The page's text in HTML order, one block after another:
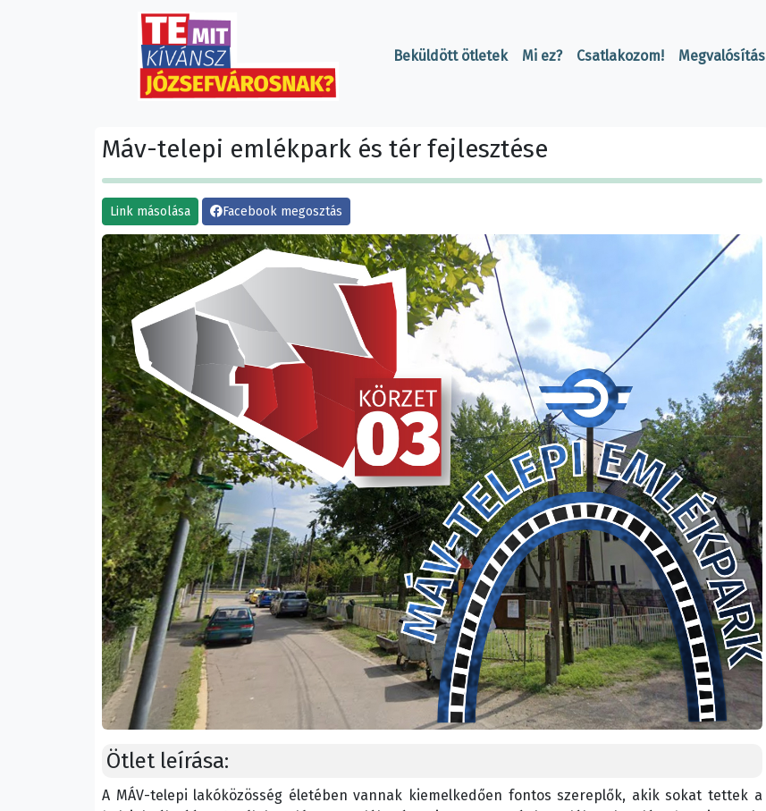
Beküldött ötletek Mi ez? Csatlakozom! Megvalósítás
Máv-telepi emlékpark és tér fejlesztése
Link másolása Facebook megosztás
Ötlet leírása:
A MÁV-telepi lakóközösség életében vannak kiemelkedően fontos szereplők, akik sokat tettek a